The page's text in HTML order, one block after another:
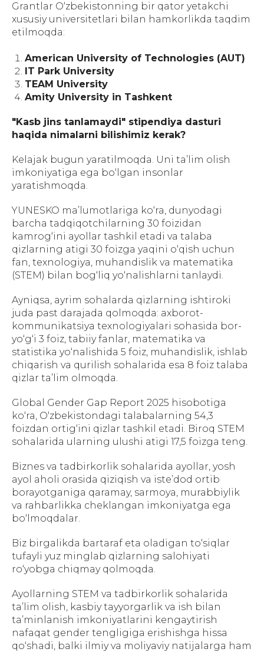
Grantlar O‘zbekistonning bir qator yetakchi
xususiy universitetlari bilan hamkorlikda taqdim
etilmoqda:
American University of Technologies (AUT)
IT Park University
TEAM University
Amity University in Tashkent
"Kasb jins tanlamaydi" stipendiya dasturi
haqida nimalarni bilishimiz kerak?
Kelajak bugun yaratilmoqda. Uni ta’lim olish
imkoniyatiga ega bo‘lgan insonlar
yaratishmoqda.
YUNESKO ma’lumotlariga ko‘ra, dunyodagi
barcha tadqiqotchilarning 30 foizidan
kamrog‘ini ayollar tashkil etadi va talaba
qizlarning atigi 30 foizga yaqini o‘qish uchun
fan, texnologiya, muhandislik va matematika
(STEM) bilan bog‘liq yo‘nalishlarni tanlaydi.
Ayniqsa, ayrim sohalarda qizlarning ishtiroki
juda past darajada qolmoqda: axborot-
kommunikatsiya texnologiyalari sohasida bor-
yo‘g‘i 3 foiz, tabiiy fanlar, matematika va
statistika yo‘nalishida 5 foiz, muhandislik, ishlab
chiqarish va qurilish sohalarida esa 8 foiz talaba
qizlar ta’lim olmoqda.
Global Gender Gap Report 2025 hisobotiga
ko‘ra, O‘zbekistondagi talabalarning 54,3
foizdan ortig‘ini qizlar tashkil etadi. Biroq STEM
sohalarida ularning ulushi atigi 17,5 foizga teng.
Biznes va tadbirkorlik sohalarida ayollar, yosh
ayol aholi orasida qiziqish va iste’dod ortib
borayotganiga qaramay, sarmoya, murabbiylik
va rahbarlikka cheklangan imkoniyatga ega
bo‘lmoqdalar.
Biz birgalikda bartaraf eta oladigan to‘siqlar
tufayli yuz minglab qizlarning salohiyati
ro‘yobga chiqmay qolmoqda.
Ayollarning STEM va tadbirkorlik sohalarida
ta’lim olish, kasbiy tayyorgarlik va ish bilan
ta’minlanish imkoniyatlarini kengaytirish
nafaqat gender tengligiga erishishga hissa
qo‘shadi, balki ilmiy va moliyaviy natijalarga ham